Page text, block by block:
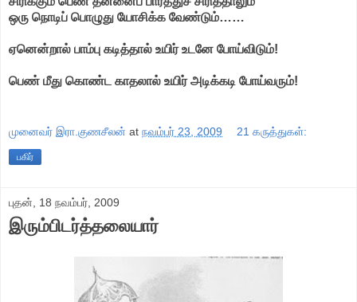
ஒரு நொடிப் பொழுது யோசிக்க வேண்டும்……
ஏனென்றால் பாம்பு கடித்தால் உயிர் உடனே போய்விடும்!
பெண் மீது கொண்ட காதலால் உயிர் அடிக்கடி போய்வரும்!
முனைவர் இரா.குணசீலன் at நவம்பர் 23, 2009 21 கருத்துகள்:
பகிர்
புதன், 18 நவம்பர், 2009
இரும்பிடர்த்தலையார்